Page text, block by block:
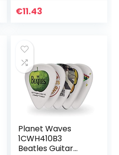
Stripes
€11.43
Planet Waves
1CWH410B3
Beatles Guitar